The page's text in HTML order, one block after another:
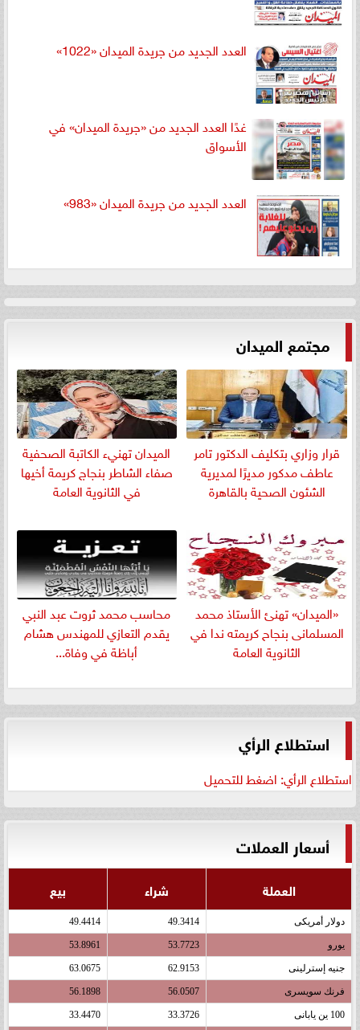
العدد الجديد من جريدة الميدان «1022»
غدًا العدد الجديد من «جريدة الميدان» في
الأسواق
العدد الجديد من جريدة الميدان «983»
مجتمع الميدان
قرار وزاري بتكليف الدكتور تامر
عاطف مدكور مديرًا لمديرية
الشئون الصحية بالقاهرة
الميدان تهنيء الكاتبة الصحفية
صفاء الشاطر بنجاج كريمة أخيها
في الثانوية العامة
«الميدان» تهنئ الأستاذ محمد
المسلمانى بنجاح كريمته ندا في
الثانوية العامة
​محاسب محمد ثروت عبد النبي
يقدم التعازي للمهندس هشام
أباظة في وفاة...
استطلاع الرأي
استطلاع الرأي: اضغط للتحميل
أسعار العملات
العملة شراء بيع
دولار أمريكى 49.3414
49.4414
يورو 53.7723
53.8961
جنيه إسترلينى 62.9153
63.0675
فرنك سويسرى 56.0507
56.1898
100 ين يابانى 33.3726
33.4470